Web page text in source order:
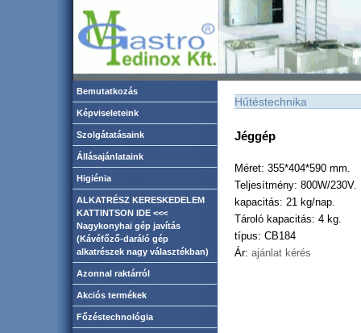
Bemutatkozás
Képviseleteink
Szolgátatásaink
Állásajánlataink
Higiénia
ALKATRÉSZ KERESKEDELEM
KATTINTSON IDE <<<
Nagykonyhai gép javítás
(Kávéfőző-daráló gép
alkatrészek nagy választékban)
Azonnal raktárról
Akciós termékek
Főzéstechnológia
Hűtéstechnika
Jéggép
Méret: 355*404*590 mm.
Teljesítmény: 800W/230V.
kapacitás: 21 kg/nap.
Tároló kapacitás: 4 kg.
típus: CB184
Ár: ajánlat kérés